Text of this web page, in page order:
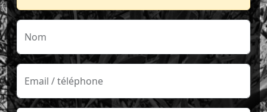
Nom
Email / téléphone